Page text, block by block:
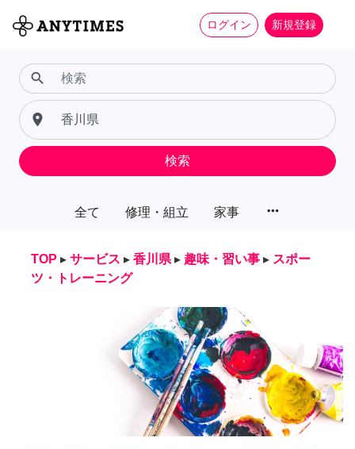
ログイン 新規登録
全て 修理・組立 家事 more_horiz
search
place
検索
TOP ▸ サービス ▸ 香川県 ▸ 趣味・習い事 ▸ スポー
ツ・トレーニング